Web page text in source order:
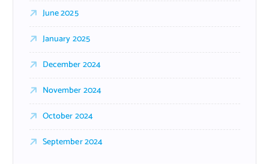
June 2025
January 2025
December 2024
November 2024
October 2024
September 2024